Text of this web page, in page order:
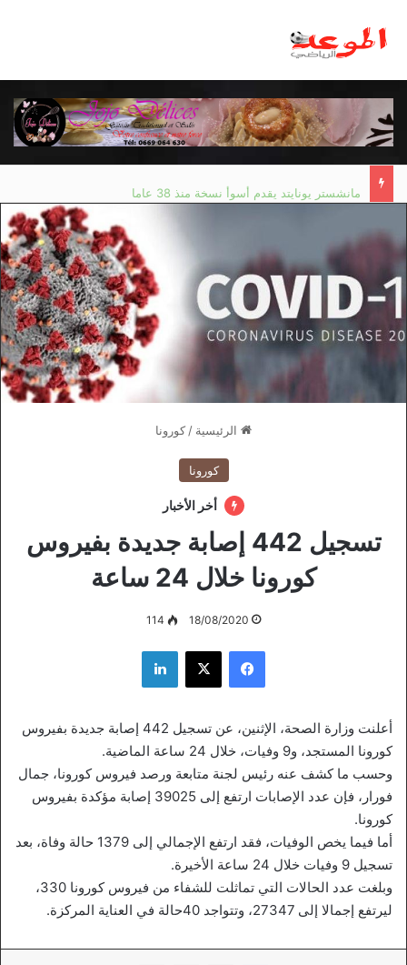
مانشستر يونايتد يقدم أسوأ نسخة منذ 38 عاما
الرئيسية /كورونا
كورونا
أخر الأخبار
تسجيل 442 إصابة جديدة بفيروس
كورونا خلال 24 ساعة
18/08/2020
114
فيسبوك ‫X لينكدإن
أعلنت وزارة الصحة، الإثنين، عن تسجيل 442 إصابة جديدة بفيروس
كورونا المستجد، و9 وفيات، خلال 24 ساعة الماضية.
وحسب ما كشف عنه رئيس لجنة متابعة ورصد فيروس كورونا، جمال
فورار، فإن عدد الإصابات ارتفع إلى 39025 إصابة مؤكدة بفيروس
كورونا.
أما فيما يخص الوفيات، فقد ارتفع الإجمالي إلى 1379 حالة وفاة، بعد
تسجيل 9 وفيات خلال 24 ساعة الأخيرة.
وبلغت عدد الحالات التي تماثلت للشفاء من فيروس كورونا 330،
ليرتفع إجمالا إلى 27347، وتتواجد 40حالة في العناية المركزة.